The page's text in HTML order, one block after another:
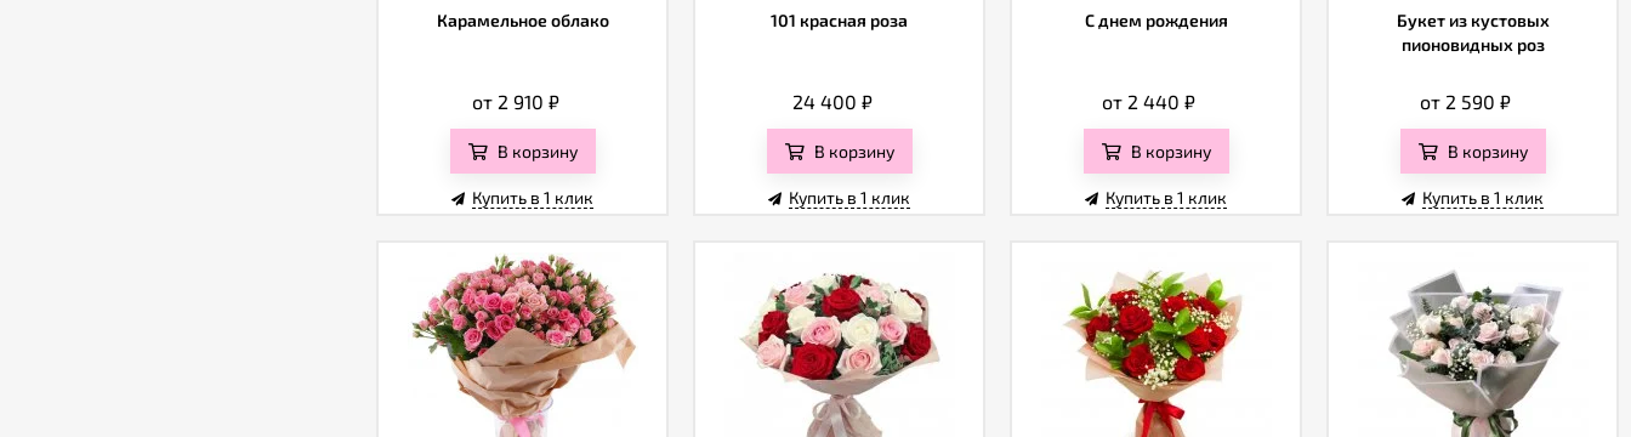
Карамельное облако
от 2 910 ₽
В корзину
Купить в 1 клик
101 красная роза
24 400 ₽
В корзину
Купить в 1 клик
С днем рождения
от 2 440 ₽
В корзину
Купить в 1 клик
Букет из кустовых
пионовидных роз
от 2 590 ₽
В корзину
Купить в 1 клик